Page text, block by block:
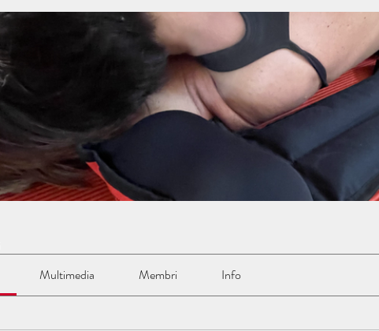
Multimedia Membri Info